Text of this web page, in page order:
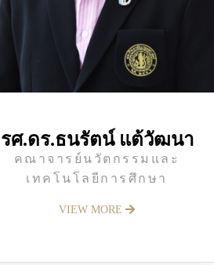
รศ.ดร.ธนรัตน์ แต้วัฒนา
คณาจารย์นวัตกรรมและ
เทคโนโลยีการศึกษา
VIEW MORE